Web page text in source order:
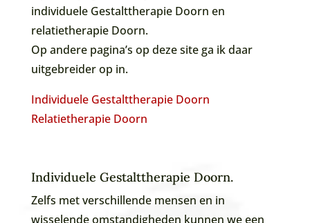
individuele Gestalttherapie Doorn en
relatietherapie Doorn.
Op andere pagina’s op deze site ga ik daar
uitgebreider op in.
Individuele Gestalttherapie Doorn
Relatietherapie Doorn
Individuele Gestalttherapie Doorn.
Zelfs met verschillende mensen en in
wisselende omstandigheden kunnen we een